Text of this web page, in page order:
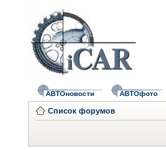
АВТОновости АВТОфото
Список форумов